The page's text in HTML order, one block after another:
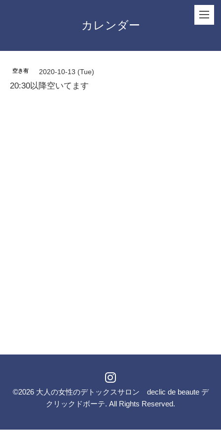
カレンダー
空き有 2020-10-13 (Tue)
20:30以降空いてます
©2026 大人の女性のデトックスサロン declic de beaute デ
クリックドボーテ. All Rights Reserved.